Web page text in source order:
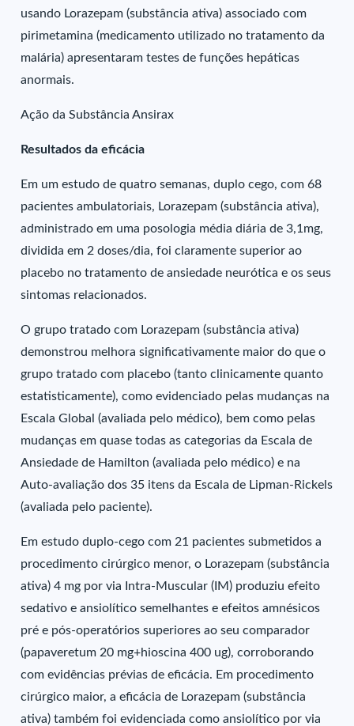
usando Lorazepam (substância ativa) associado com
pirimetamina (medicamento utilizado no tratamento da
malária) apresentaram testes de funções hepáticas
anormais.
Ação da Substância Ansirax
Resultados da eficácia
Em um estudo de quatro semanas, duplo cego, com 68
pacientes ambulatoriais, Lorazepam (substância ativa),
administrado em uma posologia média diária de 3,1mg,
dividida em 2 doses/dia, foi claramente superior ao
placebo no tratamento de ansiedade neurótica e os seus
sintomas relacionados.
O grupo tratado com Lorazepam (substância ativa)
demonstrou melhora significativamente maior do que o
grupo tratado com placebo (tanto clinicamente quanto
estatisticamente), como evidenciado pelas mudanças na
Escala Global (avaliada pelo médico), bem como pelas
mudanças em quase todas as categorias da Escala de
Ansiedade de Hamilton (avaliada pelo médico) e na
Auto-avaliação dos 35 itens da Escala de Lipman-Rickels
(avaliada pelo paciente).
Em estudo duplo-cego com 21 pacientes submetidos a
procedimento cirúrgico menor, o Lorazepam (substância
ativa) 4 mg por via Intra-Muscular (IM) produziu efeito
sedativo e ansiolítico semelhantes e efeitos amnésicos
pré e pós-operatórios superiores ao seu comparador
(papaveretum 20 mg+hioscina 400 ug), corroborando
com evidências prévias de eficácia. Em procedimento
cirúrgico maior, a eficácia de Lorazepam (substância
ativa) também foi evidenciada como ansiolítico por via